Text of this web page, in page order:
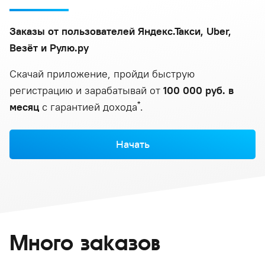
Заказы от пользователей Яндекс.Такси, Uber,
Везёт и Рулю.ру
Скачай приложение, пройди быструю
регистрацию и зарабатывай от 100 000 руб. в
месяц с гарантией дохода*.
Начать
Много заказов